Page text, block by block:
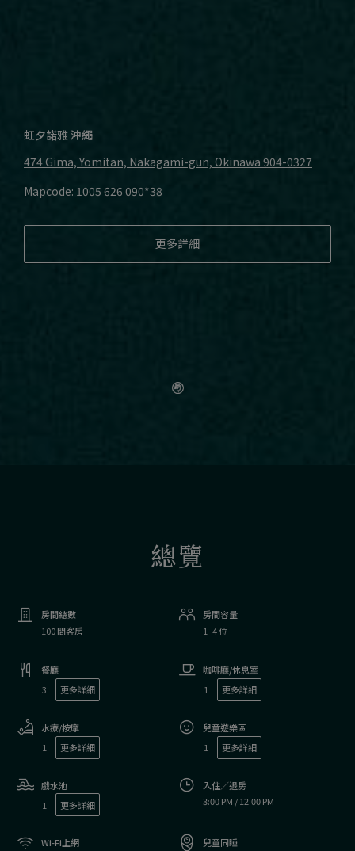
虹夕諾雅 沖繩
474 Gima, Yomitan, Nakagami-gun, Okinawa 904-0327
Mapcode: 1005 626 090*38
更多詳細
總覽
房間總數
100 間客房
房間容量
1–4 位
餐廳
3
更多詳細
咖啡廳/休息室
1
更多詳細
水療/按摩
1
更多詳細
兒童遊樂區
1
更多詳細
戲水池
1
更多詳細
入住／退房
3:00 PM / 12:00 PM
Wi-Fi上網
兒童同睡